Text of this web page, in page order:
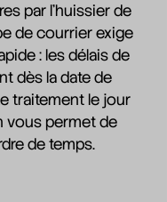
par l'huissier de
de courrier exige
: les délais de
dès la date de
traitement le jour
vous permet de
de temps.